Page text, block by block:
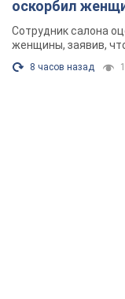
оскорбил
химиотерапии,
Фото
Сотрудник салона
женщины, заявив,
8 часов назад